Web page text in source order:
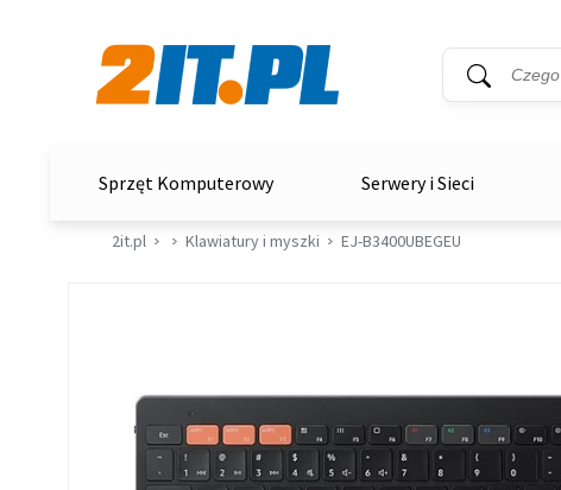
Wyszukiwarka
Słowo kluczowe
Sprzęt Komputerowy Serwery i Sieci
2it.pl Klawiatury i myszki EJ-B3400UBEGEU